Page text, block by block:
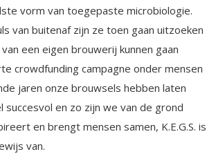
vorm van toegepaste microbiologie.
van buitenaf zijn ze toen gaan uitzoeken
een eigen brouwerij kunnen gaan
crowdfunding campagne onder mensen
jaren onze brouwsels hebben laten
succesvol en zo zijn we van de grond
en brengt mensen samen, K.E.G.S. is
van.